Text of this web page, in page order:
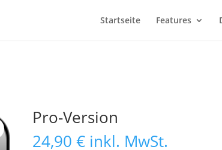
Startseite Features
Pro-Version
24,90 € inkl. MwSt.